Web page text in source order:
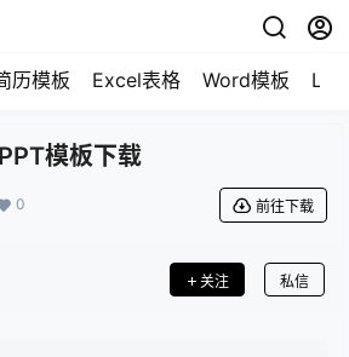
历模板 Excel表格 Word模板
模板下载
0 前往下载
关注 私信